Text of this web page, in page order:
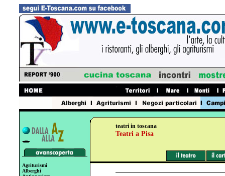
Agriturismi
Alberghi
teatri in toscana
Teatri a Pisa